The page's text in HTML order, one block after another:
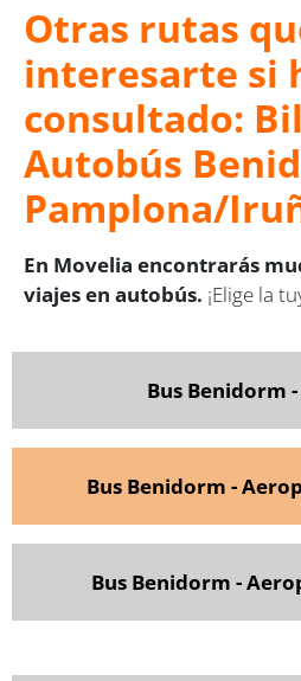
Otras rutas
interesarte si
consultado:
Autobús
Pamplona/
En Movelia encontrarás
viajes en autobús. ¡Elige la
Bus Benidorm
Bus Benidorm -
Bus Benidorm -